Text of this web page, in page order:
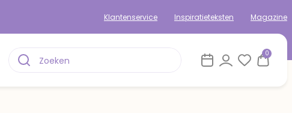
Klantenservice Inspiratieteksten Magazine
0